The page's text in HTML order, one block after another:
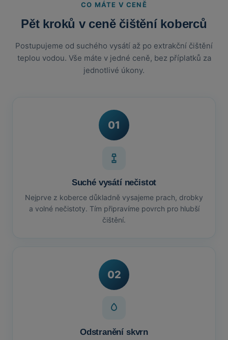
CO MÁTE V CENĚ
Pět kroků v ceně čištění koberců
Postupujeme od suchého vysátí až po extrakční čištění
teplou vodou. Vše máte v jedné ceně, bez příplatků za
jednotlivé úkony.
01
Suché vysátí nečistot
Nejprve z koberce důkladně vysajeme prach, drobky
a volné nečistoty. Tím připravíme povrch pro hlubší
čištění.
02
Odstranění skvrn